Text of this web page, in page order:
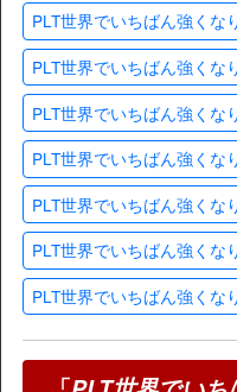
PLT世界でいちばん強くな
PLT世界でいちばん強くな
PLT世界でいちばん強くな
PLT世界でいちばん強くな